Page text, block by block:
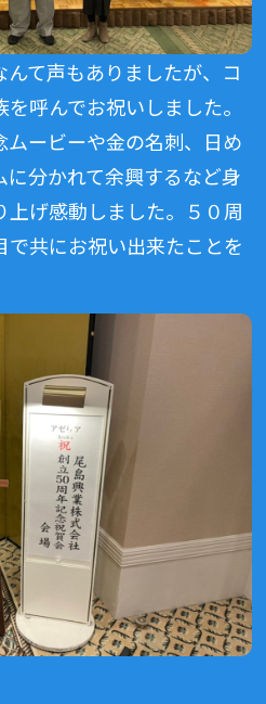
て声もありましたが、コ
呼んでお祝いしました。
ービーや金の名刺、日め
に分かれて余興するなど身
げ感動しました。５０周
共にお祝い出来たことを